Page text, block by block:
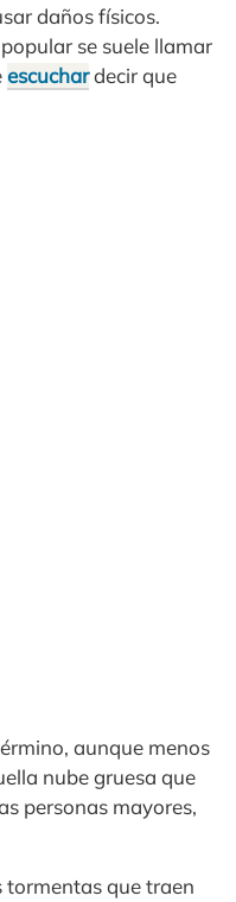
daños físicos.
se suele llamar
escuchardecir que
aunque menos
nube gruesa que
personas mayores,
tormentas que traen